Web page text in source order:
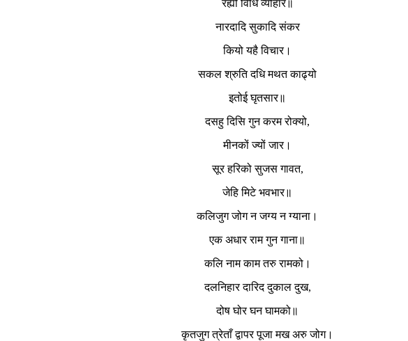
रह्यो विधि व्यौहार॥
नारदादि सुकादि संकर
कियो यहै विचार।
सकल श्रुति दधि मथत काढ्यो
इतोई घृतसार॥
दसहु दिसि गुन करम रोक्यो,
मीनकों ज्यों जार।
सूर हरिको सुजस गावत,
जेहि मिटे भवभार॥
कलिजुग जोग न जग्य न ग्याना।
एक अधार राम गुन गाना॥
कलि नाम काम तरु रामको।
दलनिहार दारिद दुकाल दुख,
दोष घोर घन घामको॥
कृतजुग त्रेताँ द्वापर पूजा मख अरु जोग।